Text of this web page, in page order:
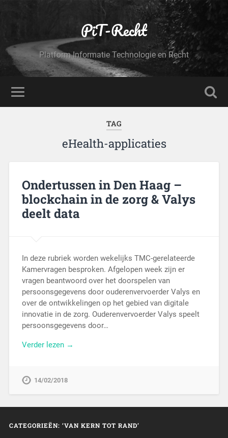
PiT-Recht
Platform Informatie Technologie en Recht
TAG
eHealth-applicaties
Ondertussen in Den Haag –
blockchain in de zorg & Valys
deelt data
In deze rubriek worden wekelijks TMC-gerelateerde
Kamervragen besproken. Afgelopen week zijn er
vragen beantwoord over het doorspelen van
persoonsgegevens door ouderenvervoerder Valys en
over de ontwikkelingen op het gebied van digitale
innovatie in de zorg. Ouderenvervoerder Valys speelt
persoonsgegevens door…
Verder lezen →
14/02/2018
CATEGORIEËN: ‘VAN KERN TOT RAND’